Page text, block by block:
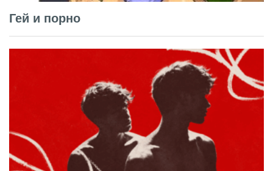
Гей и порно